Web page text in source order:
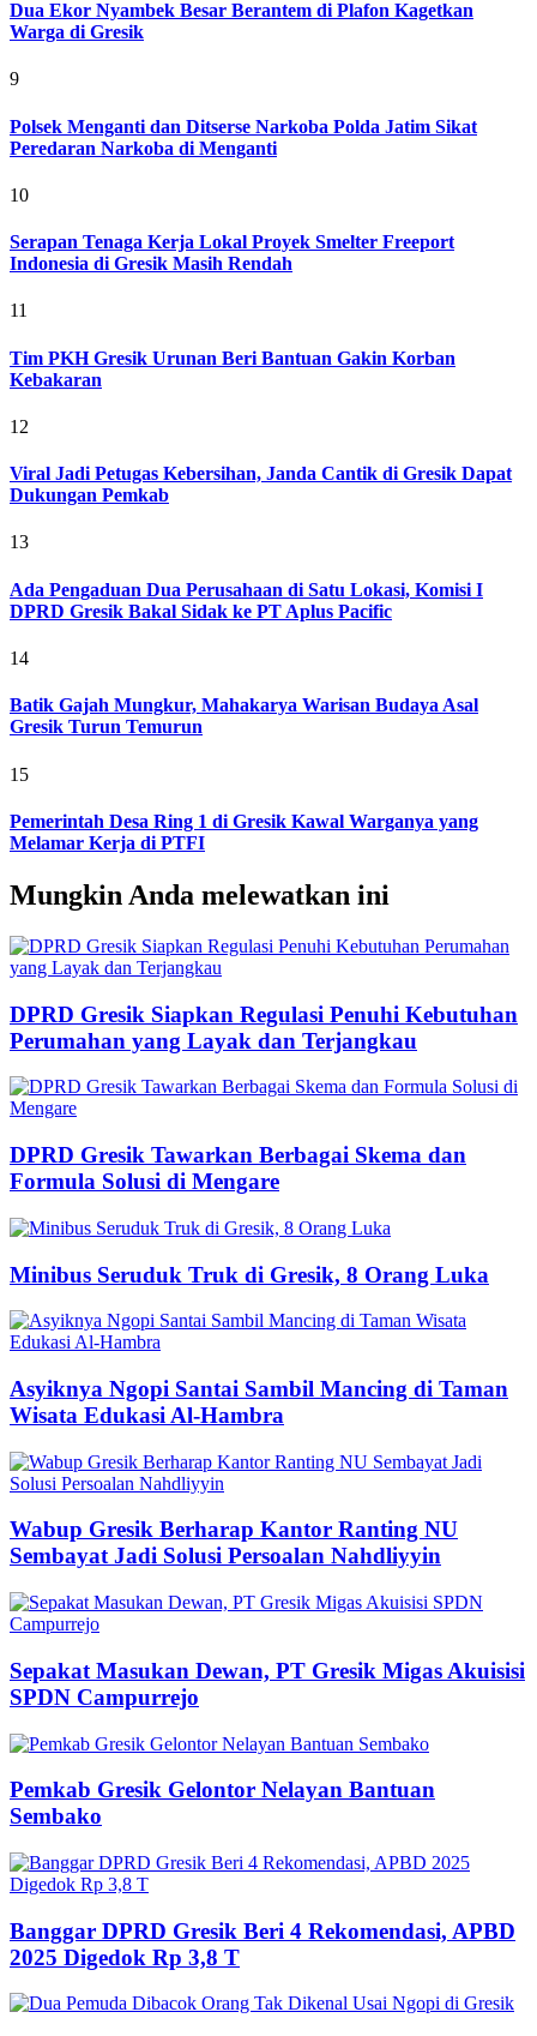
Dua Ekor Nyambek Besar Berantem di Plafon Kagetkan
Warga di Gresik
9
Polsek Menganti dan Ditserse Narkoba Polda Jatim Sikat
Peredaran Narkoba di Menganti
10
Serapan Tenaga Kerja Lokal Proyek Smelter Freeport
Indonesia di Gresik Masih Rendah
11
Tim PKH Gresik Urunan Beri Bantuan Gakin Korban
Kebakaran
12
Viral Jadi Petugas Kebersihan, Janda Cantik di Gresik Dapat
Dukungan Pemkab
13
Ada Pengaduan Dua Perusahaan di Satu Lokasi, Komisi I
DPRD Gresik Bakal Sidak ke PT Aplus Pacific
14
Batik Gajah Mungkur, Mahakarya Warisan Budaya Asal
Gresik Turun Temurun
15
Pemerintah Desa Ring 1 di Gresik Kawal Warganya yang
Melamar Kerja di PTFI
Mungkin Anda melewatkan ini
DPRD Gresik Siapkan Regulasi Penuhi Kebutuhan
Perumahan yang Layak dan Terjangkau
DPRD Gresik Tawarkan Berbagai Skema dan
Formula Solusi di Mengare
Minibus Seruduk Truk di Gresik, 8 Orang Luka
Asyiknya Ngopi Santai Sambil Mancing di Taman
Wisata Edukasi Al-Hambra
Wabup Gresik Berharap Kantor Ranting NU
Sembayat Jadi Solusi Persoalan Nahdliyyin
Sepakat Masukan Dewan, PT Gresik Migas Akuisisi
SPDN Campurrejo
Pemkab Gresik Gelontor Nelayan Bantuan
Sembako
Banggar DPRD Gresik Beri 4 Rekomendasi, APBD
2025 Digedok Rp 3,8 T